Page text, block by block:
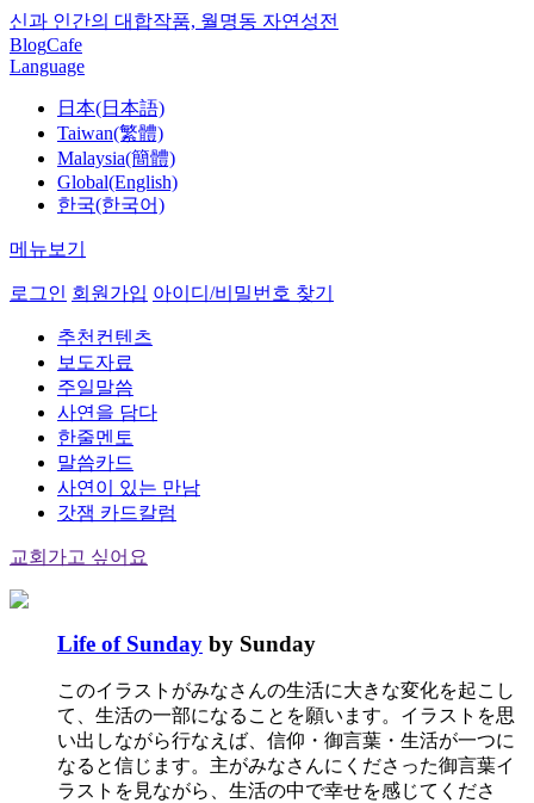
신과 인간의 대합작품, 월명동 자연성전
BlogCafe
Language
日本(日本語)
Taiwan(繁體)
Malaysia(簡體)
Global(English)
한국(한국어)
메뉴보기
로그인 회원가입 아이디/비밀번호 찾기
추천컨텐츠
보도자료
주일말씀
사연을 담다
한줄멘토
말씀카드
사연이 있는 만남
갓잼 카드칼럼
교회가고 싶어요
Life of Sunday by Sunday
このイラストがみなさんの生活に大きな変化を起こし
て、生活の一部になることを願います。イラストを思
い出しながら行なえば、信仰・御言葉・生活が一つに
なると信じます。主がみなさんにくださった御言葉イ
ラストを見ながら、生活の中で幸せを感じてくださ